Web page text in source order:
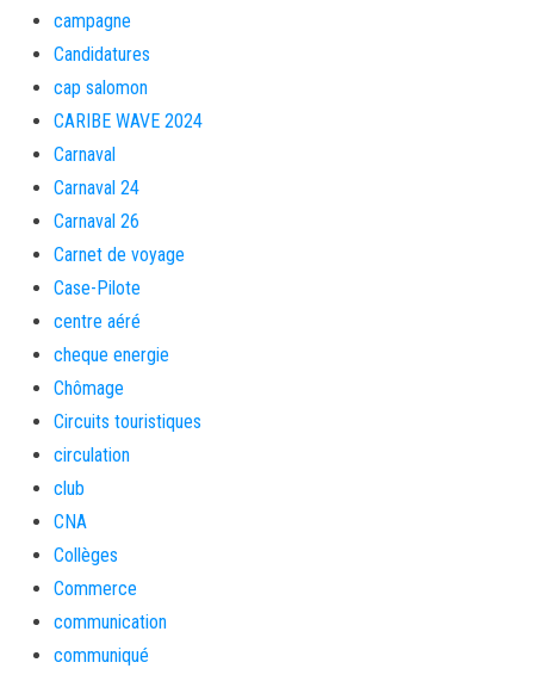
campagne
Candidatures
cap salomon
CARIBE WAVE 2024
Carnaval
Carnaval 24
Carnaval 26
Carnet de voyage
Case-Pilote
centre aéré
cheque energie
Chômage
Circuits touristiques
circulation
club
CNA
Collèges
Commerce
communication
communiqué